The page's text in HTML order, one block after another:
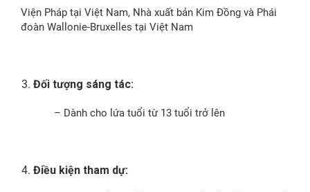
Viện Pháp tại Việt Nam, Nhà xuất bản Kim Đồng và Phái
đoàn Wallonie-Bruxelles tại Việt Nam
Đối tượng sáng tác:
– Dành cho lứa tuổi từ 13 tuổi trở lên
Điều kiện tham dự: